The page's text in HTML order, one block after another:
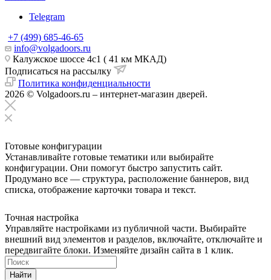
Telegram
+7 (499) 685-46-65
info@volgadoors.ru
Калужское шоссе 4с1 ( 41 км МКАД)
Подписаться на рассылку
Политика конфиденциальности
2026 © Volgadoors.ru – интернет-магазин дверей.
Готовые конфигурации
Устанавливайте готовые тематики или выбирайте
конфигурации. Они помогут быстро запустить сайт.
Продумано все — структура, расположение баннеров, вид
списка, отображение карточки товара и текст.
Точная настройка
Управляйте настройками из публичной части. Выбирайте
внешний вид элементов и разделов, включайте, отключайте и
передвигайте блоки. Изменяйте дизайн сайта в 1 клик.
Найти